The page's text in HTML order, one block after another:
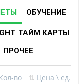
ОБУЧЕНИЕ
ТАЙМ КАРТЫ
ПРОЧЕЕ
Кол-во ⇅ Цена \ ед.